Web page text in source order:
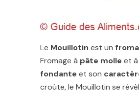
Le Mouillotin est un
Fromage à pâte molle et à
fondante et son
croûte, le Mouillotin se